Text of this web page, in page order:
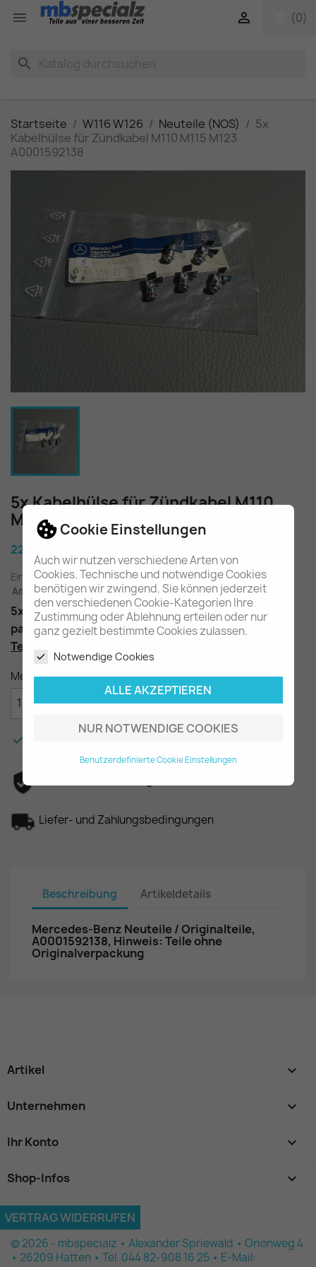
Cookie Einstellungen
Auch wir nutzen verschiedene Arten von
Cookies. Technische und notwendige Cookies
benötigen wir zwingend. Sie können jederzeit
den verschiedenen Cookie-Kategorien Ihre
Zustimmung oder Ablehnung erteilen oder nur
ganz gezielt bestimmte Cookies zulassen.
Notwendige Cookies
ALLE AKZEPTIEREN
NUR NOTWENDIGE COOKIES
Benutzerdefinierte Cookie Einstellungen
 (0)

search
Startseite W116 W126 Neuteile (NOS)
5x
Kabelhülse für Zündkabel M110 M115 M123
A0001592138
5x Kabelhülse für Zündkabel M110
M115 M123 A0001592138
22,60 €
Einschl. gesetzl. MwSt. zuzügl. Versandkosten
Am Lager - In 2-3 Tagen bei Ihnen (Inland)
5x Kabelhülse für die Zündkabel an Verteilerkappe
passend je nach Ausführung im M110, M115, M123
Teilenummer
Menge
 IN DEN WARENKORB

Liefer- und Zahlungsbedingungen
Beschreibung Artikeldetails
Mercedes-Benz Neuteile / Originalteile,
A0001592138, Hinweis: Teile ohne
Originalverpackung
Artikel 
Unternehmen 
Ihr Konto 
Shop-Infos keyboard_arrow_down
VERTRAG WIDERRUFEN
© 2026 - mbspecialz • Alexander Spriewald • Orionweg 4
• 26209 Hatten • Tel. 044 82-908 16 25 • E-Mail: